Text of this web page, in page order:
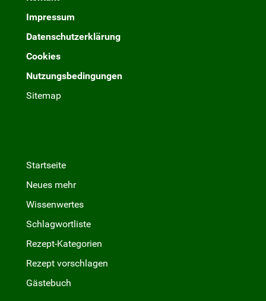
Impressum
Datenschutzerklärung
Cookies
Nutzungsbedingungen
Sitemap
Startseite
Neues mehr
Wissenwertes
Schlagwortliste
Rezept-Kategorien
Rezept vorschlagen
Gästebuch